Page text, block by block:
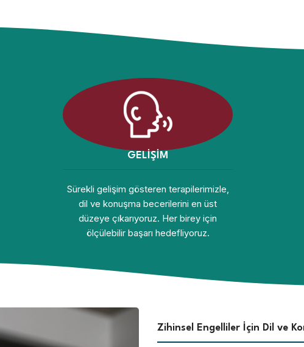
GELİŞİM
Sürekli gelişim gösteren terapilerimizle,
dil ve konuşma becerilerini en üst
düzeye çıkarıyoruz. Her birey için
ölçülebilir başarı hedefliyoruz.
Zihinsel Engelliler İçin Dil ve